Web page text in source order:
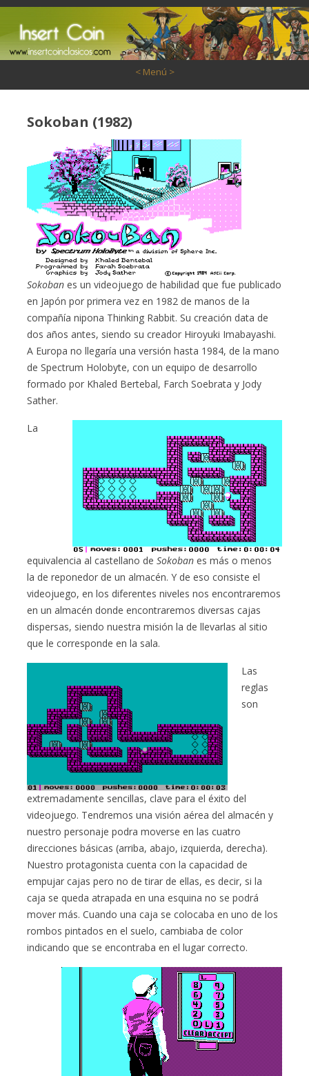
< Menú >
Sokoban (1982)
Sokoban es un videojuego de habilidad que fue publicado
en Japón por primera vez en 1982 de manos de la
compañía nipona Thinking Rabbit. Su creación data de
dos años antes, siendo su creador Hiroyuki Imabayashi.
A Europa no llegaría una versión hasta 1984, de la mano
de Spectrum Holobyte, con un equipo de desarrollo
formado por Khaled Bertebal, Farch Soebrata y Jody
Sather.
La
equivalencia al castellano deSokoban es más o menos
la de reponedor de un almacén. Y de eso consiste el
videojuego, en los diferentes niveles nos encontraremos
en un almacén donde encontraremos diversas cajas
dispersas, siendo nuestra misión la de llevarlas al sitio
que le corresponde en la sala.
Las
reglas
son
extremadamente sencillas, clave para el éxito del
videojuego. Tendremos una visión aérea del almacén y
nuestro personaje podra moverse en las cuatro
direcciones básicas (arriba, abajo, izquierda, derecha).
Nuestro protagonista cuenta con la capacidad de
empujar cajas pero no de tirar de ellas, es decir, si la
caja se queda atrapada en una esquina no se podrá
mover más. Cuando una caja se colocaba en uno de los
rombos pintados en el suelo, cambiaba de color
indicando que se encontraba en el lugar correcto.